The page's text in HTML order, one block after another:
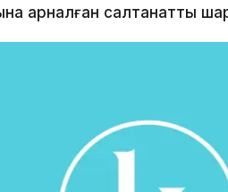
арналған салтанатты